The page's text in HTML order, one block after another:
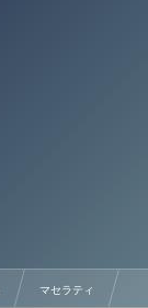
マセラティ